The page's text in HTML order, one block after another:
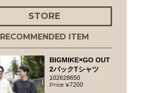
STORE
RECOMMENDED ITEM
BIGMIKE×GO OUT
2パックTシャツ
102628650
7200